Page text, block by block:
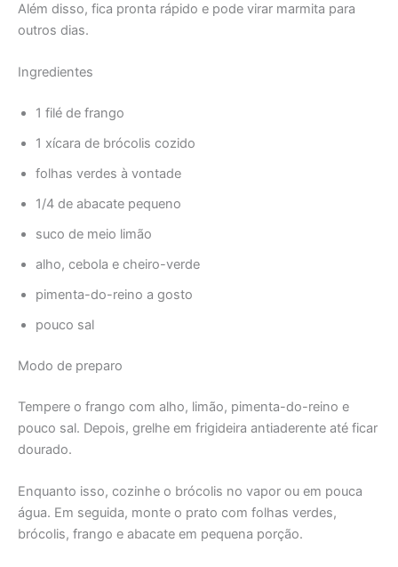
Além disso, fica pronta rápido e pode virar marmita para
outros dias.
Ingredientes
1 filé de frango
1 xícara de brócolis cozido
folhas verdes à vontade
1/4 de abacate pequeno
suco de meio limão
alho, cebola e cheiro-verde
pimenta-do-reino a gosto
pouco sal
Modo de preparo
Tempere o frango com alho, limão, pimenta-do-reino e
pouco sal. Depois, grelhe em frigideira antiaderente até ficar
dourado.
Enquanto isso, cozinhe o brócolis no vapor ou em pouca
água. Em seguida, monte o prato com folhas verdes,
brócolis, frango e abacate em pequena porção.